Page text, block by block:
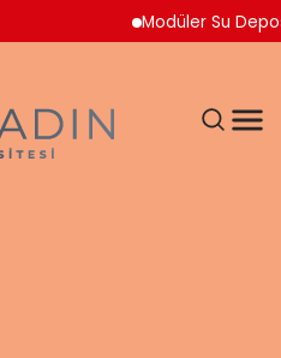
Modüler Su Deposu